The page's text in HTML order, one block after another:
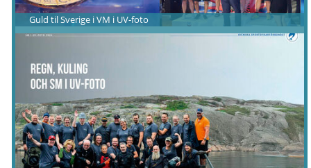
Guld til Sverige i VM i UV-foto